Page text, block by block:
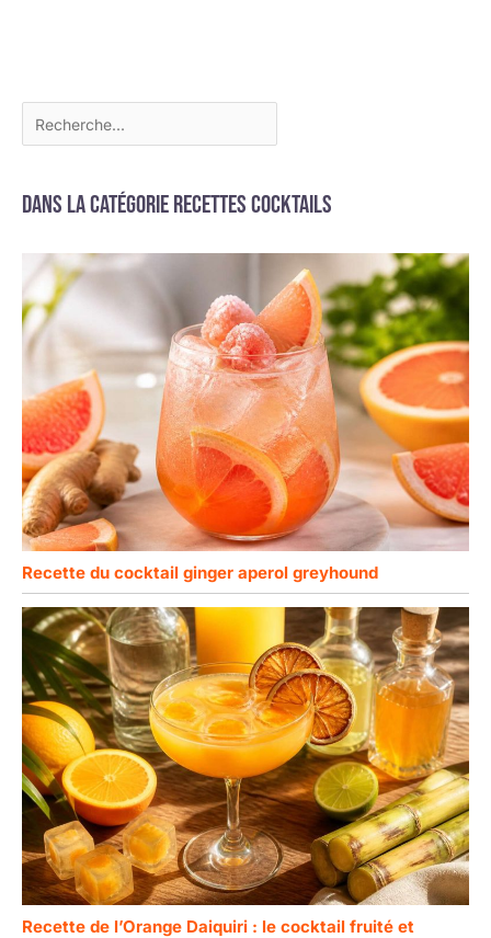
Dans la catégorie Recettes cocktails
Recette du cocktail ginger aperol greyhound
Recette de l’Orange Daiquiri : le cocktail fruité et